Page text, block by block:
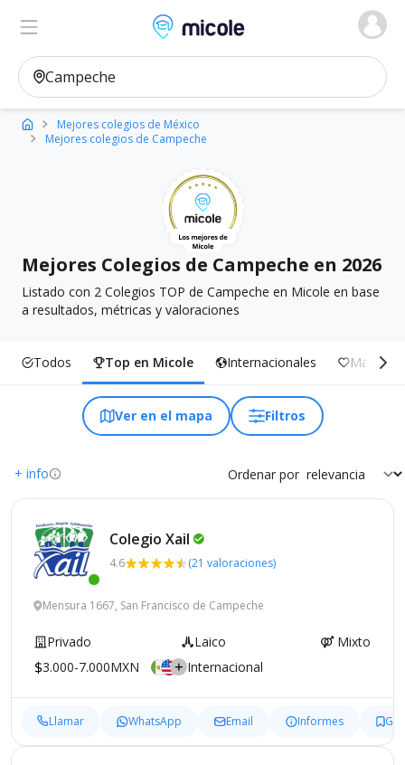
Micole, buscador de colegios
Ver en el mapa
Mejores colegios de México
Mejores colegios de Campeche
Mejores Colegios de Campeche en 2026
Listado con 2 Colegios TOP de Campeche en Micole en base
a resultados, métricas y valoraciones
Todos Top en Micole Internacionales Más
Ver en el mapa Filtros
+ info Ordenar por
Colegio Xail
4.6 (21 valoraciones)
Mensura 1667, San Francisco de Campeche
Privado Laico
Mixto
3.000-7.000MXN
Internacional
Llamar WhatsApp Email Informes